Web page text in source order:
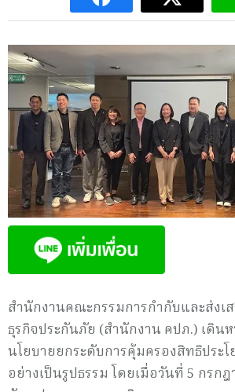
สำนักงานคณะกรรมการกำกับและส่งเ
ธุรกิจประกันภัย (สำนักงาน คปภ.) เดิน
นโยบายยกระดับการคุ้มครองสิทธิประ
อย่างเป็นรูปธรรม โดยเมื่อวันที่ 5 กรก